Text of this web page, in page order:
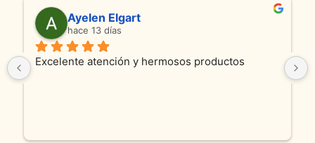
Ayelen Elgart
hace 13 días
atención y hermosos productos
Son